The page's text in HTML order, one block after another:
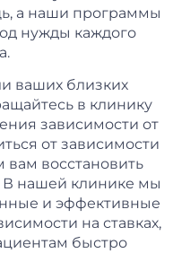
а наши программы
нужды каждого
ваших близких
в клинику
зависимости от
от зависимости
вам восстановить
В нашей клинике мы
и эффективные
на ставках,
быстро